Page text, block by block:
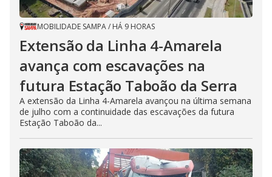
MOBILIDADE SAMPA/ HÁ 9 HORAS
Extensão da Linha 4-Amarela
avança com escavações na
futura Estação Taboão da Serra
A extensão da Linha 4-Amarela avançou na última semana
de julho com a continuidade das escavações da futura
Estação Taboão da...